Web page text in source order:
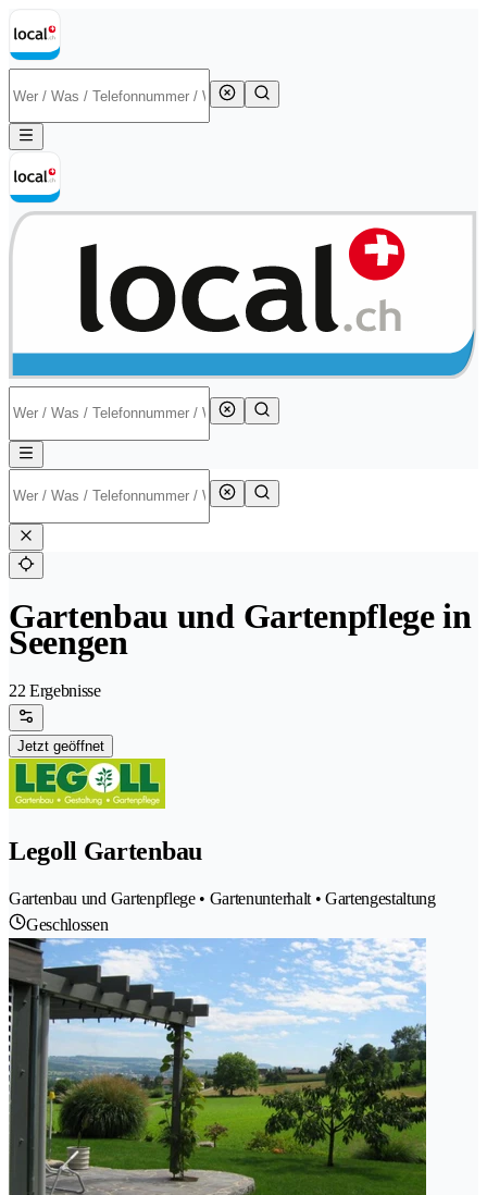
Gartenbau und Gartenpflege in
Seengen
22 Ergebnisse
Jetzt geöffnet
Legoll Gartenbau
Gartenbau und Gartenpflege • Gartenunterhalt • Gartengestaltung
Geschlossen